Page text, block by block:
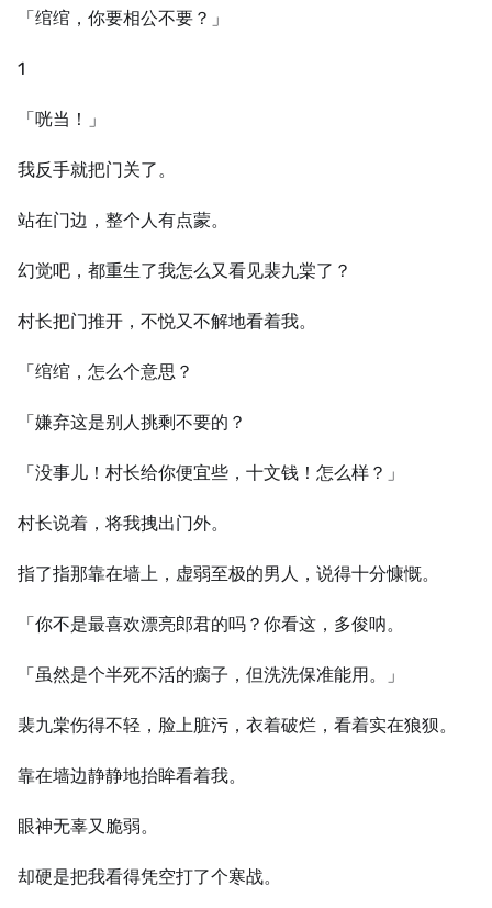
「绾绾，你要相公不要？」
1
「咣当！」
我反手就把门关了。
站在门边，整个人有点蒙。
幻觉吧，都重生了我怎么又看见裴九棠了？
村长把门推开，不悦又不解地看着我。
「绾绾，怎么个意思？
「嫌弃这是别人挑剩不要的？
「没事儿！村长给你便宜些，十文钱！怎么样？」
村长说着，将我拽出门外。
指了指那靠在墙上，虚弱至极的男人，说得十分慷慨。
「你不是最喜欢漂亮郎君的吗？你看这，多俊呐。
「虽然是个半死不活的瘸子，但洗洗保准能用。」
裴九棠伤得不轻，脸上脏污，衣着破烂，看着实在狼狈。
靠在墙边静静地抬眸看着我。
眼神无辜又脆弱。
却硬是把我看得凭空打了个寒战。